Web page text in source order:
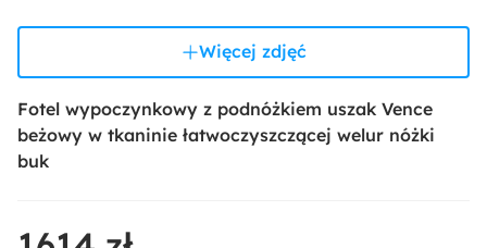
Więcej zdjęć
Fotel wypoczynkowy z podnóżkiem uszak Vence
beżowy w tkaninie łatwoczyszczącej welur nóżki
buk